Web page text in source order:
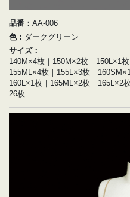
品番： AA-006
色： ダークグリーン
サイズ：
140M×4枚｜150M×2枚｜150L×1
155ML×4枚｜155L×3枚｜
160L×1枚｜165ML×2枚｜165L×2
26枚